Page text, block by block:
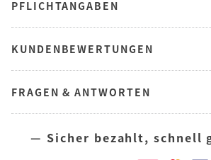
PFLICHTANGABEN
KUNDENBEWERTUNGEN
FRAGEN & ANTWORTEN
— Sicher bezahlt,